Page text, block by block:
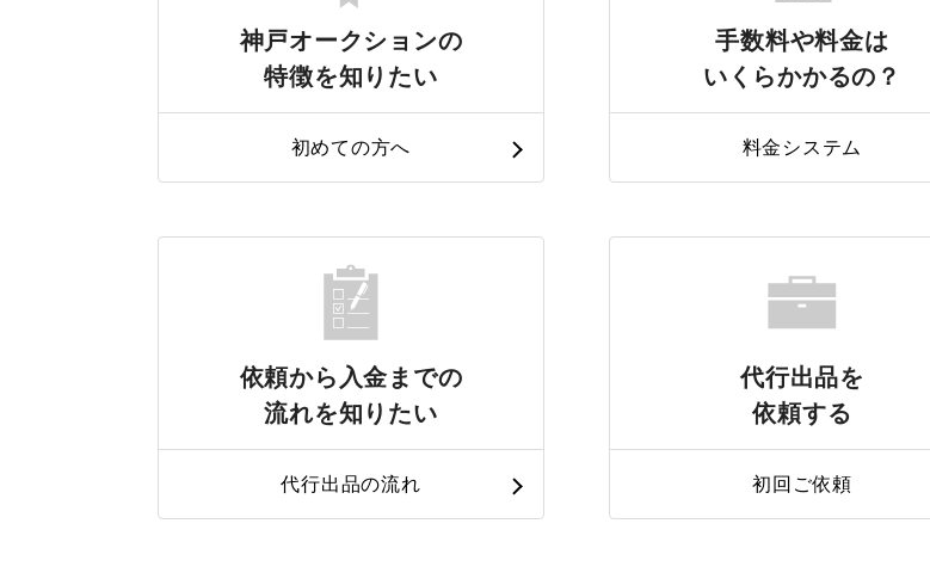
神戸オークションの
特徴を知りたい
初めての方へ
手数料や料金は
いくらかかるの？
料金システム
依頼から入金までの
流れを知りたい
代行出品の流れ
代行出品を
依頼する
初回ご依頼